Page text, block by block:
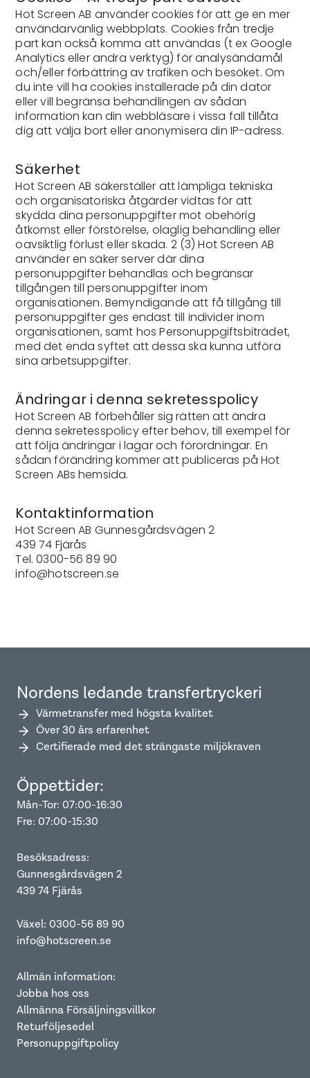
Hot Screen AB använder cookies för att ge en mer
användarvänlig webbplats. Cookies från tredje
part kan också komma att användas (t ex Google
Analytics eller andra verktyg) för analysändamål
och/eller förbättring av trafiken och besöket. Om
du inte vill ha cookies installerade på din dator
eller vill begränsa behandlingen av sådan
information kan din webbläsare i vissa fall tillåta
dig att välja bort eller anonymisera din IP-adress.
Säkerhet
Hot Screen AB säkerställer att lämpliga tekniska
och organisatoriska åtgärder vidtas för att
skydda dina personuppgifter mot obehörig
åtkomst eller förstörelse, olaglig behandling eller
oavsiktlig förlust eller skada. 2 (3) Hot Screen AB
använder en säker server där dina
personuppgifter behandlas och begränsar
tillgången till personuppgifter inom
organisationen. Bemyndigande att få tillgång till
personuppgifter ges endast till individer inom
organisationen, samt hos Personuppgiftsbiträdet,
med det enda syftet att dessa ska kunna utföra
sina arbetsuppgifter.
Ändringar i denna sekretesspolicy
Hot Screen AB förbehåller sig rätten att ändra
denna sekretesspolicy efter behov, till exempel för
att följa ändringar i lagar och förordningar. En
sådan förändring kommer att publiceras på Hot
Screen ABs hemsida.
Kontaktinformation
Hot Screen AB Gunnesgårdsvägen 2
439 74 Fjärås
Tel. 0300-56 89 90
info@hotscreen.se
Nordens ledande transfertryckeri
Värmetransfer med högsta kvalitet
Över 30 års erfarenhet
Certifierade med det strängaste miljökraven
Öppettider:
Mån-Tor: 07:00-16:30
Fre: 07:00-15:30
Besöksadress:
Gunnesgårdsvägen 2
439 74 Fjärås
Växel: 0300-56 89 90
info@hotscreen.se
Allmän information:
Jobba hos oss
Allmänna Försäljningsvillkor
Returföljesedel
Personuppgiftpolicy